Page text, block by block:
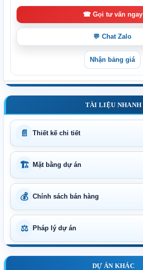
☎ Gọi tư vấn ngay
💬 Chat Zalo
Nhận bảng giá
TÀI LIỆU NHANH
📄 Thiết kế chi tiết
🏗 Mặt bằng dự án
💰 Chính sách bán hàng
⚖ Pháp lý dự án
DỰ ÁN KHÁC